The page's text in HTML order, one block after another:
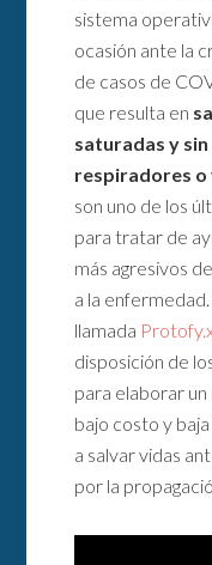
sistema
ocasión ante la
de casos de
que resulta en
saturadas y
respiradores
son uno de los
para tratar de
más agresivos de
a la
llamada
disposición de
para elaborar un
bajo costo y
a salvar vidas
por la